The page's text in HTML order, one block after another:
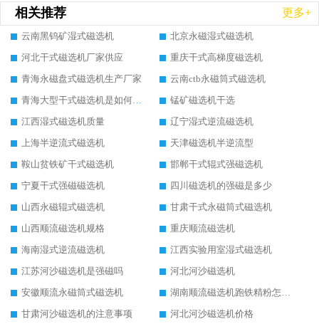
相关推荐 更多+
云南黑钨矿湿式磁选机
北京永磁湿式磁选机
河北干式磁选机厂家供应
重庆干式高梯度磁选机
青海永磁盘式磁选机生产厂家
云南ctb永磁筒式磁选机
青海大型干式磁选机是如何选矿的
锰矿磁选机干选
江西湿式磁选机质量
辽宁湿式逆流磁选机
上海半逆流式磁选机
天津磁选机半逆流型
鞍山贫铁矿干式磁选机
邯郸干式辊式强磁选机
宁夏干式强磁磁选机
四川磁选机的强磁是多少
山西永磁辊式磁选机
甘肃干式永磁筒式磁选机
山西顺流磁选机规格
重庆顺流磁选机
海南湿式逆流磁选机
江西实验用室湿式磁选机
江苏河沙磁选机是强磁吗
河北河沙磁选机
安徽顺流永磁筒式磁选机
湖南顺流磁选机跑铁精粉怎么处理
甘肃河沙磁选机的注意事项
河北河沙磁选机价格